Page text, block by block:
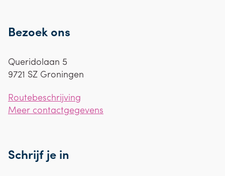
Bezoek ons
Queridolaan 5
9721 SZ Groningen
Routebeschrijving
Meer contactgegevens
Schrijf je in